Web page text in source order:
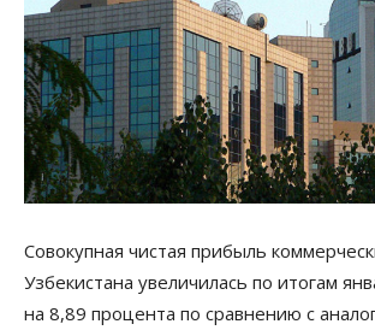
Совокупная чистая прибыль
Узбекистана увеличилась по итогам
на 8,89 процента по сравнению с